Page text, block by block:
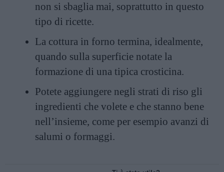
non si sbaglia mai, soprattutto in questo
tipo di ricette.
La cottura in forno termina, idealmente,
quando sulla superficie notate la
formazione di una tipica crosticina.
Potete aggiungere negli strati di riso gli
ingredienti che volete e che stanno bene
nell’insieme, come per esempio avanzi di
salumi o formaggi.